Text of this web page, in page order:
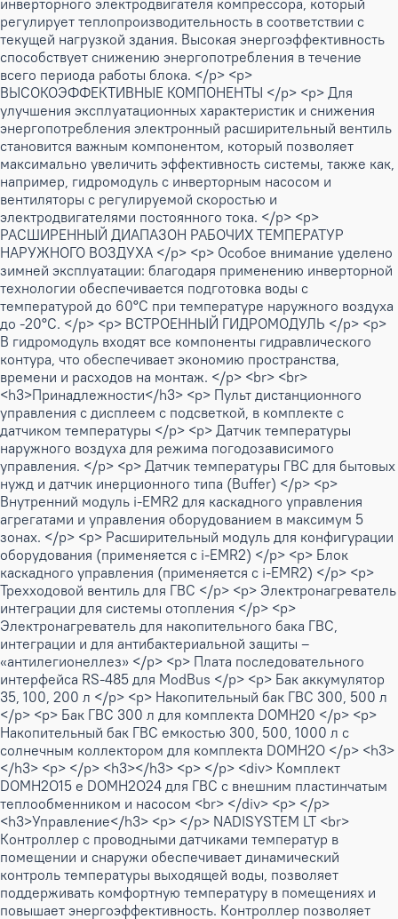
инверторного электродвигателя компрессора, который
регулирует теплопроизводительность в соответствии с
текущей нагрузкой здания. Высокая энергоэффективность
способствует снижению энергопотребления в течение
всего периода работы блока. </p> <p>
ВЫСОКОЭФФЕКТИВНЫЕ КОМПОНЕНТЫ </p> <p> Для
улучшения эксплуатационных характеристик и снижения
энергопотребления электронный расширительный вентиль
становится важным компонентом, который позволяет
максимально увеличить эффективность системы, также как,
например, гидромодуль с инверторным насосом и
вентиляторы с регулируемой скоростью и
электродвигателями постоянного тока. </p> <p>
РАСШИРЕННЫЙ ДИАПАЗОН РАБОЧИХ ТЕМПЕРАТУР
НАРУЖНОГО ВОЗДУХА </p> <p> Особое внимание уделено
зимней эксплуатации: благодаря применению инверторной
технологии обеспечивается подготовка воды с
температурой до 60°C при температуре наружного воздуха
до -20°C. </p> <p> ВСТРОЕННЫЙ ГИДРОМОДУЛЬ </p> <p>
В гидромодуль входят все компоненты гидравлического
контура, что обеспечивает экономию пространства,
времени и расходов на монтаж. </p> <br> <br>
<h3>Принадлежности</h3> <p> Пульт дистанционного
управления с дисплеем с подсветкой, в комплекте с
датчиком температуры </p> <p> Датчик температуры
наружного воздуха для режима погодозависимого
управления. </p> <p> Датчик температуры ГВС для бытовых
нужд и датчик инерционного типа (Buffer) </p> <p>
Внутренний модуль i-EMR2 для каскадного управления
агрегатами и управления оборудованием в максимум 5
зонах. </p> <p> Расширительный модуль для конфигурации
оборудования (применяется с i-EMR2) </p> <p> Блок
каскадного управления (применяется с i-EMR2) </p> <p>
Трехходовой вентиль для ГВС </p> <p> Электронагреватель
интеграции для системы отопления </p> <p>
Электронагреватель для накопительного бака ГВС,
интеграции и для антибактериальной защиты –
«антилегионеллез» </p> <p> Плата последовательного
интерфейса RS-485 для ModBus </p> <p> Бак аккумулятор
35, 100, 200 л </p> <p> Накопительный бак ГВС 300, 500 л
</p> <p> Бак ГВС 300 л для комплекта DOMH20 </p> <p>
Накопительный бак ГВС емкостью 300, 500, 1000 л с
солнечным коллектором для комплекта DOMH2O </p> <h3>
</h3> <p> </p> <h3></h3> <p> </p> <div> Комплект
DOMH2O15 e DOMH2O24 для ГВС с внешним пластинчатым
теплообменником и насосом <br> </div> <p> </p>
<h3>Управление</h3> <p> </p> NADISYSTEM LT <br>
Контроллер с проводными датчиками температур в
помещении и снаружи обеспечивает динамический
контроль температуры выходящей воды, позволяет
поддерживать комфортную температуру в помещениях и
повышает энергоэффективность. Контроллер позволяет